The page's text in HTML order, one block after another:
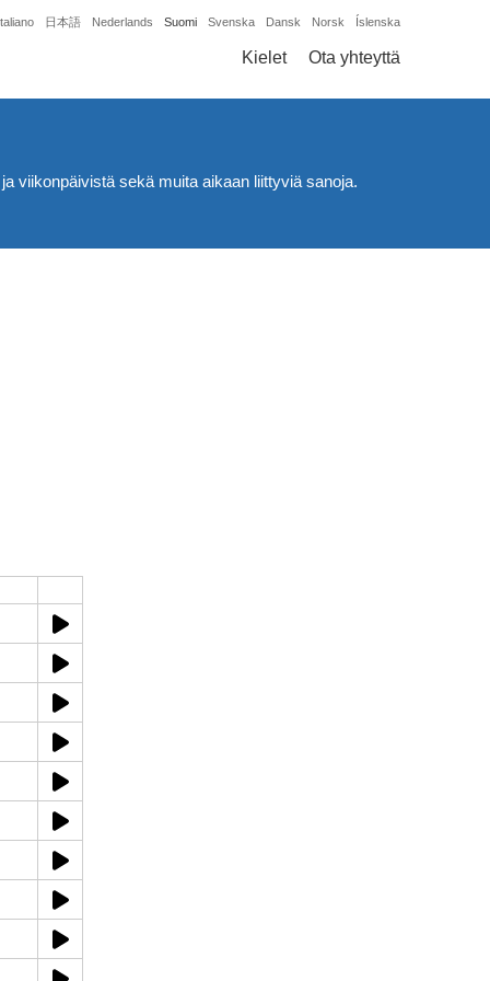
日本語 Nederlands Suomi Svenska Dansk Norsk Íslenska
Kielet Ota yhteyttä
viikonpäivistä sekä muita aikaan liittyviä sanoja.